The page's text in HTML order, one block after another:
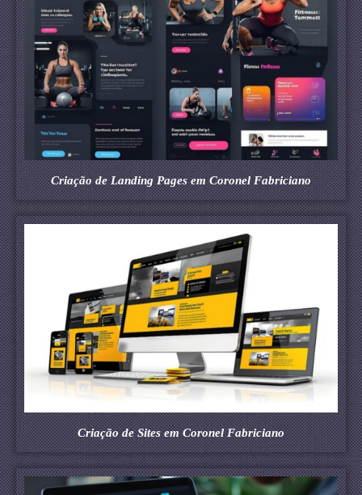
Criação de Landing Pages em Coronel Fabriciano
Criação de Sites em Coronel Fabriciano